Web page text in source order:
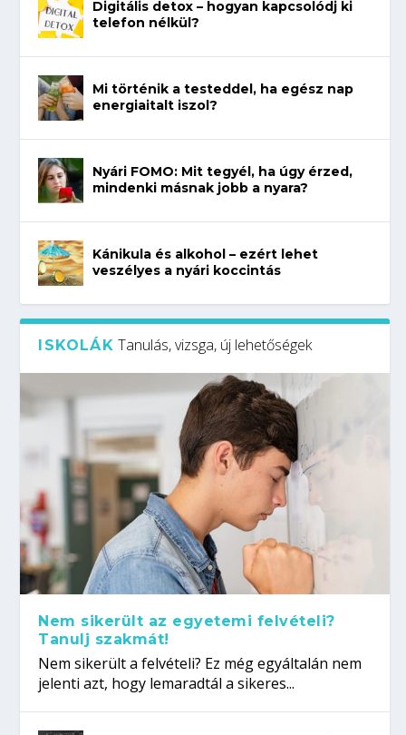
Digitális detox – hogyan kapcsolódj ki
telefon nélkül?
Mi történik a testeddel, ha egész nap
energiaitalt iszol?
Nyári FOMO: Mit tegyél, ha úgy érzed,
mindenki másnak jobb a nyara?
Kánikula és alkohol – ezért lehet
veszélyes a nyári koccintás
ISKOLÁK Tanulás, vizsga, új lehetőségek
Nem sikerült az egyetemi felvételi?
Tanulj szakmát!
Nem sikerült a felvételi? Ez még egyáltalán nem
jelenti azt, hogy lemaradtál a sikeres...